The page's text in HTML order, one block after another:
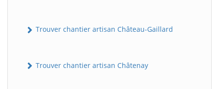
Trouver chantier artisan Château-Gaillard
Trouver chantier artisan Châtenay